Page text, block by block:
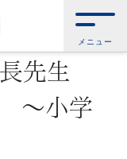
メニュー
教えて！校長先生 都立
先生
～小学